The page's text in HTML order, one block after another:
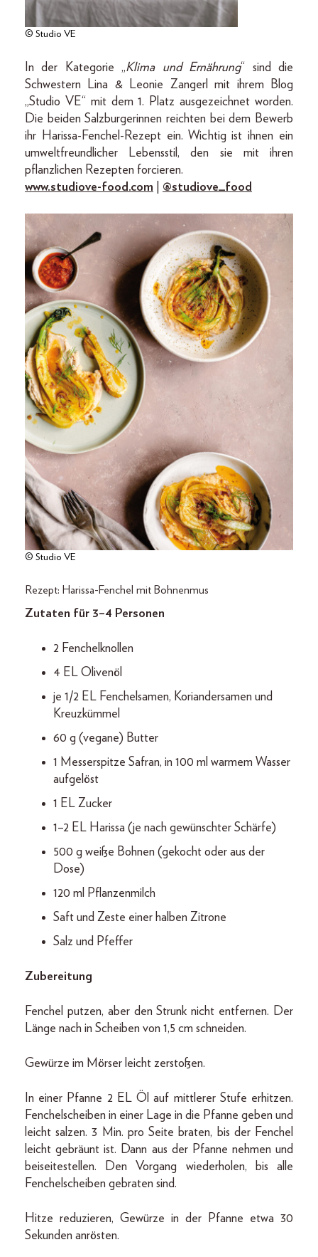
© Studio VE
In der Kategorie „Klima und Ernährung“ sind die
Schwestern Lina & Leonie Zangerl mit ihrem Blog
„Studio VE“ mit dem 1. Platz ausgezeichnet worden.
Die beiden Salzburgerinnen reichten bei dem Bewerb
ihr Harissa-Fenchel-Rezept ein. Wichtig ist ihnen ein
umweltfreundlicher Lebensstil, den sie mit ihren
pflanzlichen Rezepten forcieren.
www.studiove-food.com
@studiove_food
© Studio VE
Rezept: Harissa-Fenchel mit Bohnenmus
Zutaten für 3–4 Personen
2 Fenchelknollen
4 EL Olivenöl
je 1/2 EL Fenchelsamen, Koriandersamen und
Kreuzkümmel
60 g (vegane) Butter
1 Messerspitze Safran, in 100 ml warmem Wasser
aufgelöst
1 EL Zucker
1–2 EL Harissa (je nach gewünschter Schärfe)
500 g weiße Bohnen (gekocht oder aus der
Dose)
120 ml Pflanzenmilch
Saft und Zeste einer halben Zitrone
Salz und Pfeffer
Zubereitung
Fenchel putzen, aber den Strunk nicht entfernen. Der
Länge nach in Scheiben von 1,5 cm schneiden.
Gewürze im Mörser leicht zerstoßen.
In einer Pfanne 2 EL Öl auf mittlerer Stufe erhitzen.
Fenchelscheiben in einer Lage in die Pfanne geben und
leicht salzen. 3 Min. pro Seite braten, bis der Fenchel
leicht gebräunt ist. Dann aus der Pfanne nehmen und
beiseitestellen. Den Vorgang wiederholen, bis alle
Fenchelscheiben gebraten sind.
Hitze reduzieren, Gewürze in der Pfanne etwa 30
Sekunden anrösten.